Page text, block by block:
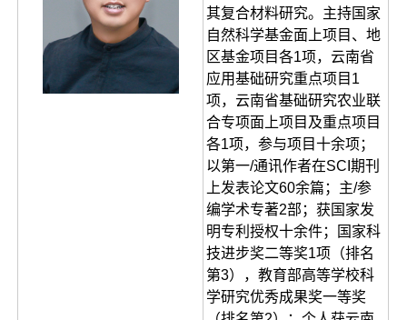
其复合材料研究。主持国家
自然科学基金面上项目、地
区基金项目各1项，云南省
应用基础研究重点项目1
项，云南省基础研究农业联
合专项面上项目及重点项目
各1项，参与项目十余项；
以第一/通讯作者在SCI期刊
上发表论文60余篇；主/参
编学术专著2部；获国家发
明专利授权十余件；国家科
技进步奖二等奖1项（排名
第3），教育部高等学校科
学研究优秀成果奖一等奖